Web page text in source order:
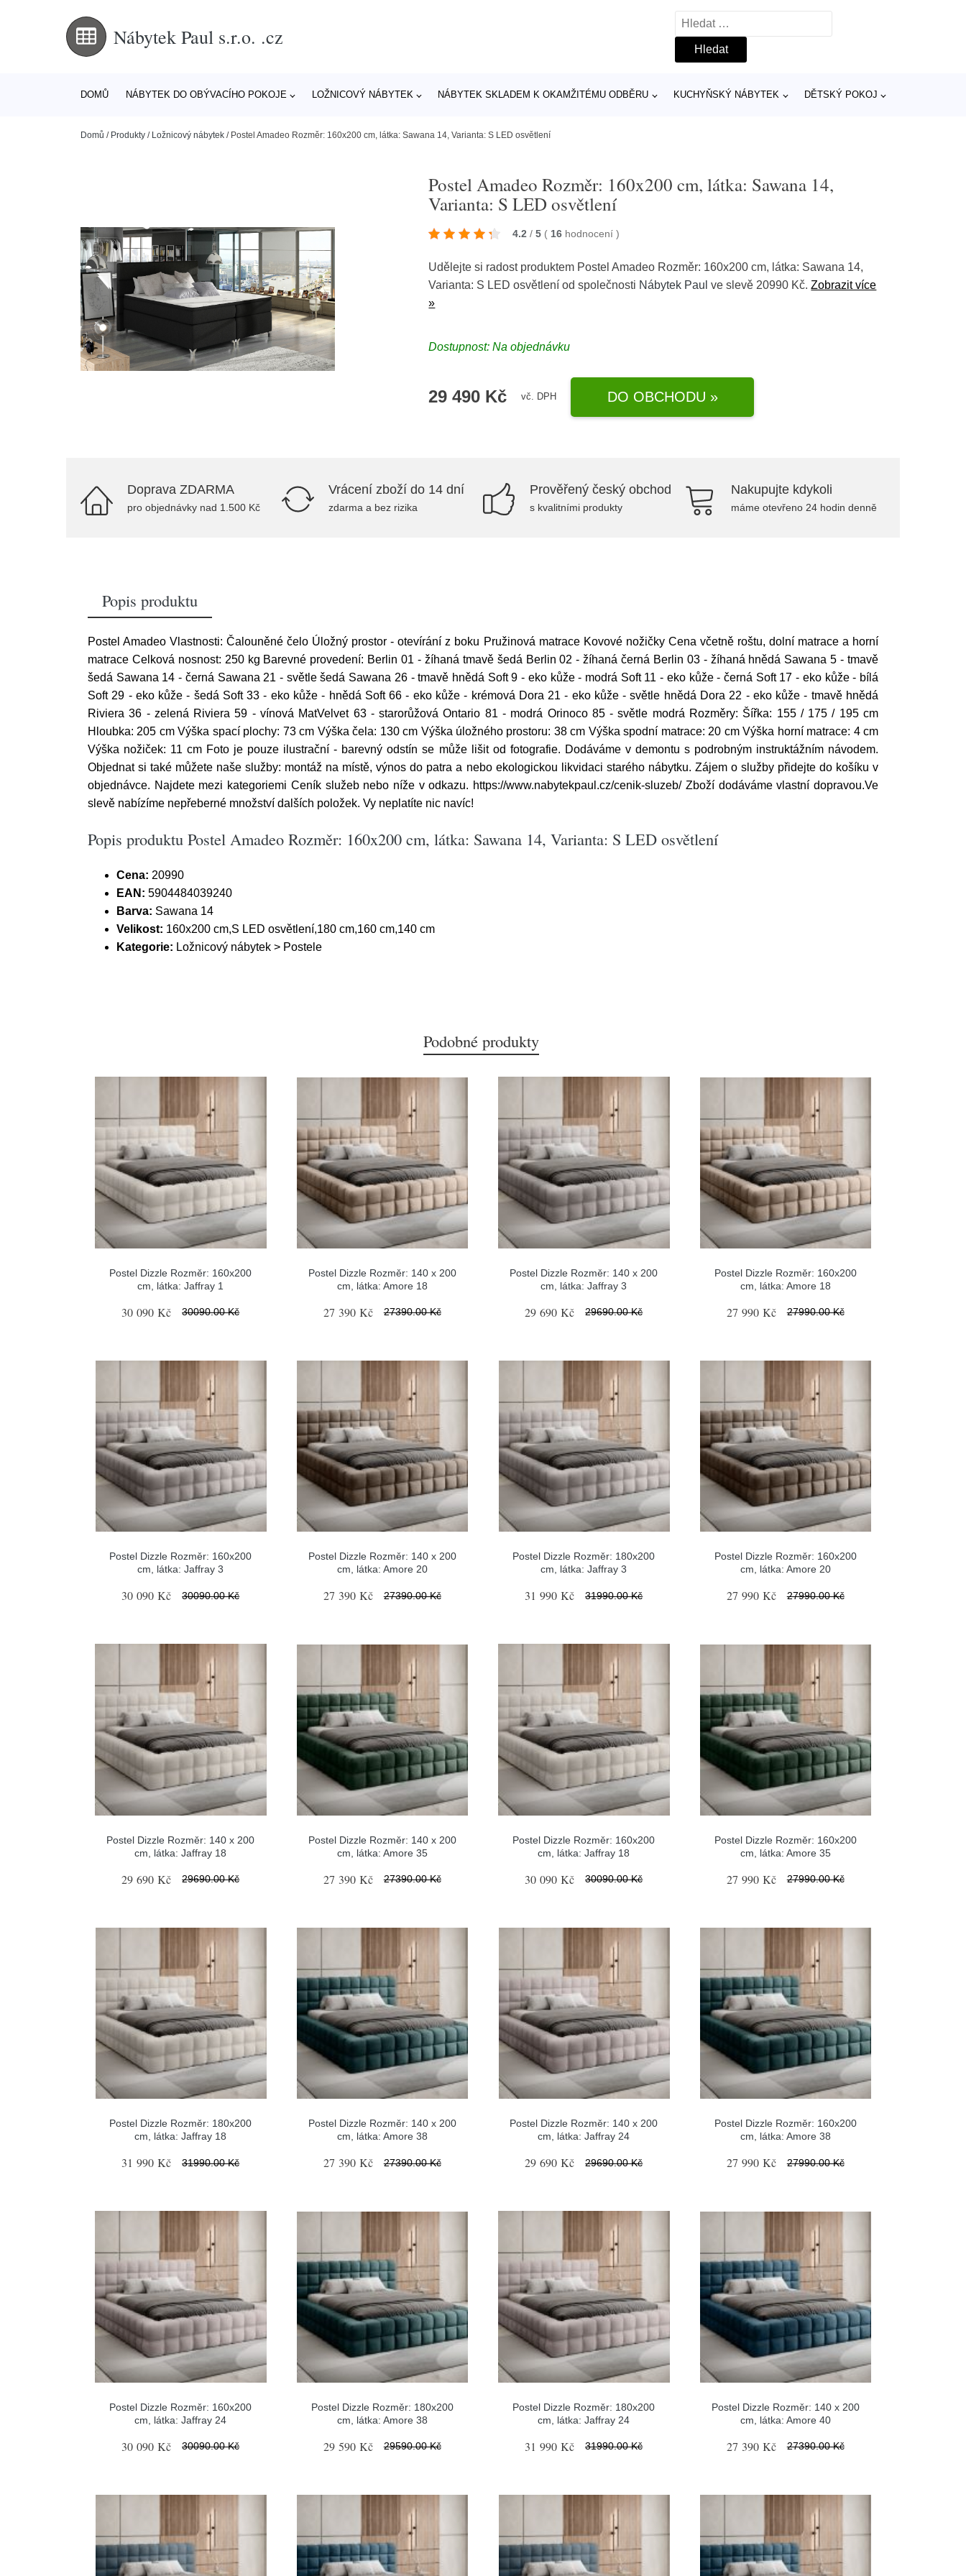
Nábytek Paul s.r.o. .cz
Vyhledávání
DOMŮ NÁBYTEK DO OBÝVACÍHO POKOJE LOŽNICOVÝ NÁBYTEK NÁBYTEK SKLADEM K OKAMŽITÉMU ODBĚRU KUCHYŇSKÝ NÁBYTEK DĚTSKÝ POKOJ
Domů / Produkty / Ložnicový nábytek / Postel Amadeo Rozměr: 160x200 cm, látka: Sawana 14, Varianta: S LED osvětlení
Postel Amadeo Rozměr: 160x200 cm, látka: Sawana 14,
Varianta: S LED osvětlení
4.2 / 5 ( 16 hodnocení)
Udělejte si radost produktem Postel Amadeo Rozměr: 160x200 cm, látka: Sawana 14,
Varianta: S LED osvětlení od společnosti Nábytek Paul ve slevě 20990 Kč.Zobrazit více
»
Dostupnost: Na objednávku
29 490 Kč vč. DPH DO OBCHODU »
Doprava ZDARMA
pro objednávky nad 1.500 Kč
Vrácení zboží do 14 dní
zdarma a bez rizika
Prověřený český obchod
s kvalitními produkty
Nakupujte kdykoli
máme otevřeno 24 hodin denně
Popis produktu
Postel Amadeo Vlastnosti: Čalouněné čelo Úložný prostor - otevírání z boku Pružinová matrace Kovové nožičky Cena včetně roštu, dolní matrace a horní
matrace Celková nosnost: 250 kg Barevné provedení: Berlin 01 - žíhaná tmavě šedá Berlin 02 - žíhaná černá Berlin 03 - žíhaná hnědá Sawana 5 - tmavě
šedá Sawana 14 - černá Sawana 21 - světle šedá Sawana 26 - tmavě hnědá Soft 9 - eko kůže - modrá Soft 11 - eko kůže - černá Soft 17 - eko kůže - bílá
Soft 29 - eko kůže - šedá Soft 33 - eko kůže - hnědá Soft 66 - eko kůže - krémová Dora 21 - eko kůže - světle hnědá Dora 22 - eko kůže - tmavě hnědá
Riviera 36 - zelená Riviera 59 - vínová MatVelvet 63 - starorůžová Ontario 81 - modrá Orinoco 85 - světle modrá Rozměry: Šířka: 155 / 175 / 195 cm
Hloubka: 205 cm Výška spací plochy: 73 cm Výška čela: 130 cm Výška úložného prostoru: 38 cm Výška spodní matrace: 20 cm Výška horní matrace: 4 cm
Výška nožiček: 11 cm Foto je pouze ilustrační - barevný odstín se může lišit od fotografie. Dodáváme v demontu s podrobným instruktážním návodem.
Objednat si také můžete naše služby: montáž na místě, výnos do patra a nebo ekologickou likvidaci starého nábytku. Zájem o služby přidejte do košíku v
objednávce. Najdete mezi kategoriemi Ceník služeb nebo níže v odkazu. https://www.nabytekpaul.cz/cenik-sluzeb/ Zboží dodáváme vlastní dopravou.Ve
slevě nabízíme nepřeberné množství dalších položek. Vy neplatíte nic navíc!
Popis produktu Postel Amadeo Rozměr: 160x200 cm, látka: Sawana 14, Varianta: S LED osvětlení
Cena: 20990
EAN: 5904484039240
Barva: Sawana 14
Velikost: 160x200 cm,S LED osvětlení,180 cm,160 cm,140 cm
Kategorie: Ložnicový nábytek > Postele
Podobné produkty
Postel Dizzle Rozměr: 160x200
cm, látka: Jaffray 1
30 090 Kč 30090.00 Kč
Postel Dizzle Rozměr: 140 x 200
cm, látka: Amore 18
27 390 Kč 27390.00 Kč
Postel Dizzle Rozměr: 140 x 200
cm, látka: Jaffray 3
29 690 Kč 29690.00 Kč
Postel Dizzle Rozměr: 160x200
cm, látka: Amore 18
27 990 Kč 27990.00 Kč
Postel Dizzle Rozměr: 160x200
cm, látka: Jaffray 3
30 090 Kč 30090.00 Kč
Postel Dizzle Rozměr: 140 x 200
cm, látka: Amore 20
27 390 Kč 27390.00 Kč
Postel Dizzle Rozměr: 180x200
cm, látka: Jaffray 3
31 990 Kč 31990.00 Kč
Postel Dizzle Rozměr: 160x200
cm, látka: Amore 20
27 990 Kč 27990.00 Kč
Postel Dizzle Rozměr: 140 x 200
cm, látka: Jaffray 18
29 690 Kč 29690.00 Kč
Postel Dizzle Rozměr: 140 x 200
cm, látka: Amore 35
27 390 Kč 27390.00 Kč
Postel Dizzle Rozměr: 160x200
cm, látka: Jaffray 18
30 090 Kč 30090.00 Kč
Postel Dizzle Rozměr: 160x200
cm, látka: Amore 35
27 990 Kč 27990.00 Kč
Postel Dizzle Rozměr: 180x200
cm, látka: Jaffray 18
31 990 Kč 31990.00 Kč
Postel Dizzle Rozměr: 140 x 200
cm, látka: Amore 38
27 390 Kč 27390.00 Kč
Postel Dizzle Rozměr: 140 x 200
cm, látka: Jaffray 24
29 690 Kč 29690.00 Kč
Postel Dizzle Rozměr: 160x200
cm, látka: Amore 38
27 990 Kč 27990.00 Kč
Postel Dizzle Rozměr: 160x200
cm, látka: Jaffray 24
30 090 Kč 30090.00 Kč
Postel Dizzle Rozměr: 180x200
cm, látka: Amore 38
29 590 Kč 29590.00 Kč
Postel Dizzle Rozměr: 180x200
cm, látka: Jaffray 24
31 990 Kč 31990.00 Kč
Postel Dizzle Rozměr: 140 x 200
cm, látka: Amore 40
27 390 Kč 27390.00 Kč